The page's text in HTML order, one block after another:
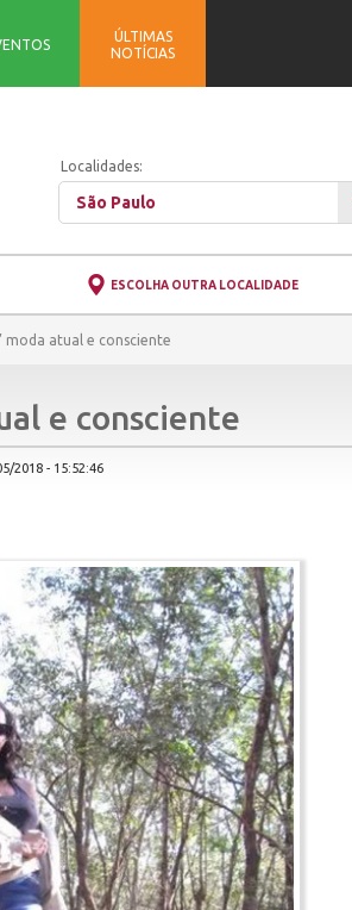
ÚLTIMAS
NOTÍCIAS
Localidades:
São Paulo
ESCOLHA OUTRA LOCALIDADE
moda atual e consciente
e consciente
2018 - 15:52:46